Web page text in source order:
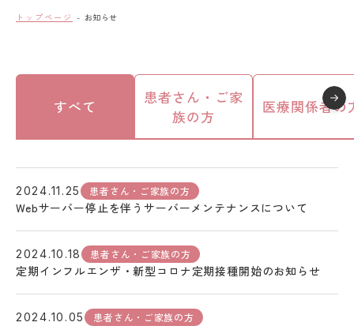
トップページ お知らせ
すべて
患者さん・ご家
族の方
医療関係者の
2024.11.25 患者さん・ご家族の方
Webサーバー停止を伴うサーバーメンテナンスについて
2024.10.18 患者さん・ご家族の方
定期インフルエンザ・新型コロナ定期接種開始のお知らせ
2024.10.05 患者さん・ご家族の方